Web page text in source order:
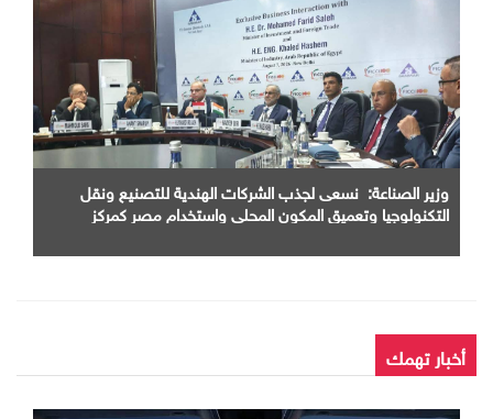
وزير الصناعة: نسعى لجذب الشركات الهندية للتصنيع ونقل
التكنولوجيا وتعميق المكون المحلي واستخدام مصر كمركز
أخبار تهمك